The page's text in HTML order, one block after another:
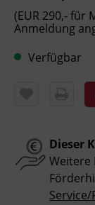
die
B.
und
das
(EUR 290,- für
Anmeldung
Verfügbar
Dieser
Weitere